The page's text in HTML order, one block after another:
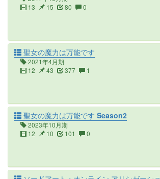
13
15 80 0
聖女の魔力は万能です
2021年4月期
12
43 377 1
聖女の魔力は万能です Season2
2023年10月期
12
10 101 0